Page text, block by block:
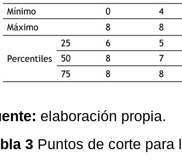
elaboración propia.
3 Puntos de corte